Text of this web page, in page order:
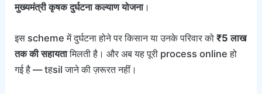
मुख्यमंत्री कृषक दुर्घटना कल्याण योजना।
इस scheme में दुर्घटना होने पर किसान या उनके परिवार को₹5 लाख
तक की सहायतामिलती है। और अब यह पूरी process online हो
गई है — tहsil जाने की ज़रूरत नहीं।